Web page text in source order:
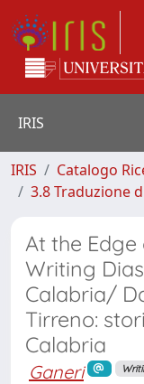
IRIS
IRIS Catalogo
3.8 Traduzione
At the Edge
Writing
Calabria/
Tirreno:
Calabria
Ganeri